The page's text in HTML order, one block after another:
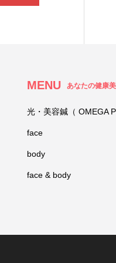
MENU あなたの健康
光・美容鍼（ OMEGA
face
body
face & body